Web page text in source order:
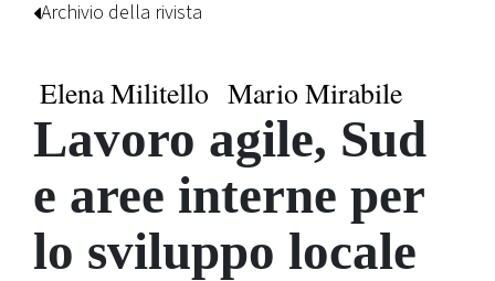
Archivio della rivista
Elena Militello Mario Mirabile
Lavoro agile, Sud
e aree interne per
lo sviluppo locale